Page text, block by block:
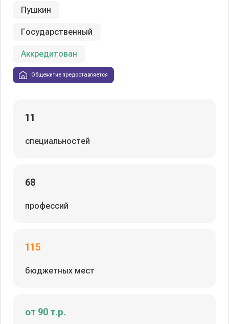
Пушкин
Государственный
Аккредитован
Общежитие предоставляется
11
специальностей
68
профессий
115
бюджетных мест
от 90 т.р.